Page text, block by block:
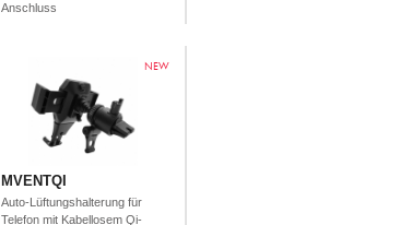
Anschluss
MVENTQI
Auto-Lüftungshalterung für
Telefon mit Kabellosem Qi-
NEW